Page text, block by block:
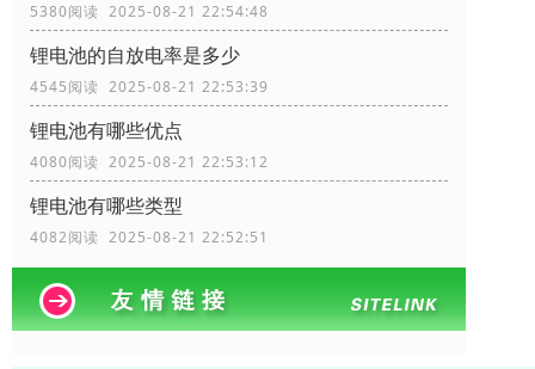
5380阅读 2025-08-21 22:54:48
锂电池的自放电率是多少
4545阅读 2025-08-21 22:53:39
锂电池有哪些优点
4080阅读 2025-08-21 22:53:12
锂电池有哪些类型
4082阅读 2025-08-21 22:52:51